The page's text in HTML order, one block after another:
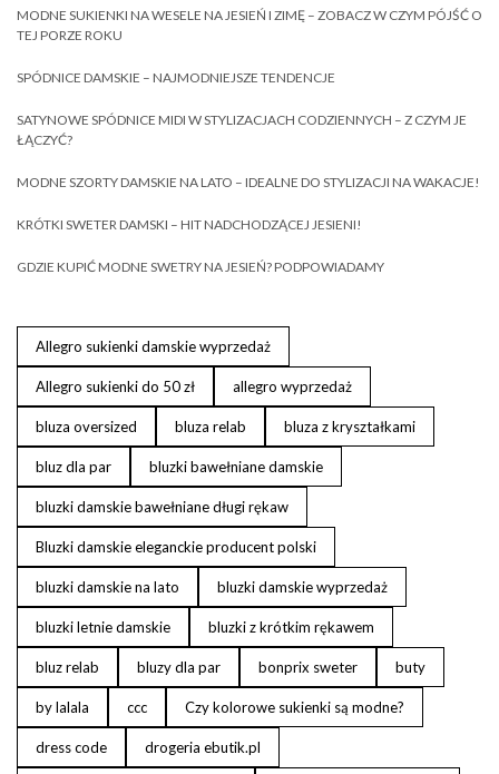
MODNE SUKIENKI NA WESELE NA JESIEŃ I ZIMĘ – ZOBACZ W CZYM PÓJŚĆ O
TEJ PORZE ROKU
SPÓDNICE DAMSKIE – NAJMODNIEJSZE TENDENCJE
SATYNOWE SPÓDNICE MIDI W STYLIZACJACH CODZIENNYCH – Z CZYM JE
ŁĄCZYĆ?
MODNE SZORTY DAMSKIE NA LATO – IDEALNE DO STYLIZACJI NA WAKACJE!
KRÓTKI SWETER DAMSKI – HIT NADCHODZĄCEJ JESIENI!
GDZIE KUPIĆ MODNE SWETRY NA JESIEŃ? PODPOWIADAMY
Allegro sukienki damskie wyprzedaż
Allegro sukienki do 50 zł allegro wyprzedaż
bluza oversized bluza relab bluza z kryształkami
bluz dla par bluzki bawełniane damskie
bluzki damskie bawełniane długi rękaw
Bluzki damskie eleganckie producent polski
bluzki damskie na lato bluzki damskie wyprzedaż
bluzki letnie damskie bluzki z krótkim rękawem
bluz relab bluzy dla par bonprix sweter buty
by lalala ccc Czy kolorowe sukienki są modne?
dress code drogeria ebutik.pl